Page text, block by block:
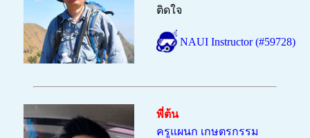
ติดใจ
NAUI Instructor (#59728)
พี่ต้น
ครูแผนก เกษตรกรรม